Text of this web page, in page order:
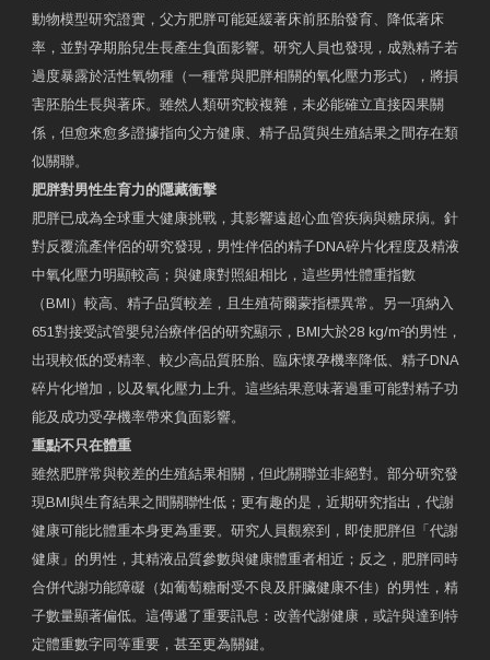
動物模型研究證實，父方肥胖可能延緩著床前胚胎發育、降低著床
率，並對孕期胎兒生長產生負面影響。研究人員也發現，成熟精子若
過度暴露於活性氧物種（一種常與肥胖相關的氧化壓力形式），將損
害胚胎生長與著床。雖然人類研究較複雜，未必能確立直接因果關
係，但愈來愈多證據指向父方健康、精子品質與生殖結果之間存在類
似關聯。
肥胖對男性生育力的隱藏衝擊
肥胖已成為全球重大健康挑戰，其影響遠超心血管疾病與糖尿病。針
對反覆流產伴侶的研究發現，男性伴侶的精子DNA碎片化程度及精液
中氧化壓力明顯較高；與健康對照組相比，這些男性體重指數
（BMI）較高、精子品質較差，且生殖荷爾蒙指標異常。另一項納入
651對接受試管嬰兒治療伴侶的研究顯示，BMI大於28 kg/m²的男性，
出現較低的受精率、較少高品質胚胎、臨床懷孕機率降低、精子DNA
碎片化增加，以及氧化壓力上升。這些結果意味著過重可能對精子功
能及成功受孕機率帶來負面影響。
重點不只在體重
雖然肥胖常與較差的生殖結果相關，但此關聯並非絕對。部分研究發
現BMI與生育結果之間關聯性低；更有趣的是，近期研究指出，代謝
健康可能比體重本身更為重要。研究人員觀察到，即使肥胖但「代謝
健康」的男性，其精液品質參數與健康體重者相近；反之，肥胖同時
合併代謝功能障礙（如葡萄糖耐受不良及肝臟健康不佳）的男性，精
子數量顯著偏低。這傳遞了重要訊息：改善代謝健康，或許與達到特
定體重數字同等重要，甚至更為關鍵。